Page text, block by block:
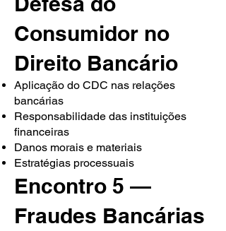
Consumidor no
Direito Bancário
Aplicação do CDC nas relações
bancárias
Responsabilidade das instituições
financeiras
Danos morais e materiais
Estratégias processuais
Encontro 5 —
Fraudes Bancárias